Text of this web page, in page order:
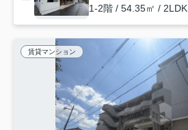
1-2階 / 54.35㎡ / 2LDK
賃貸マンション